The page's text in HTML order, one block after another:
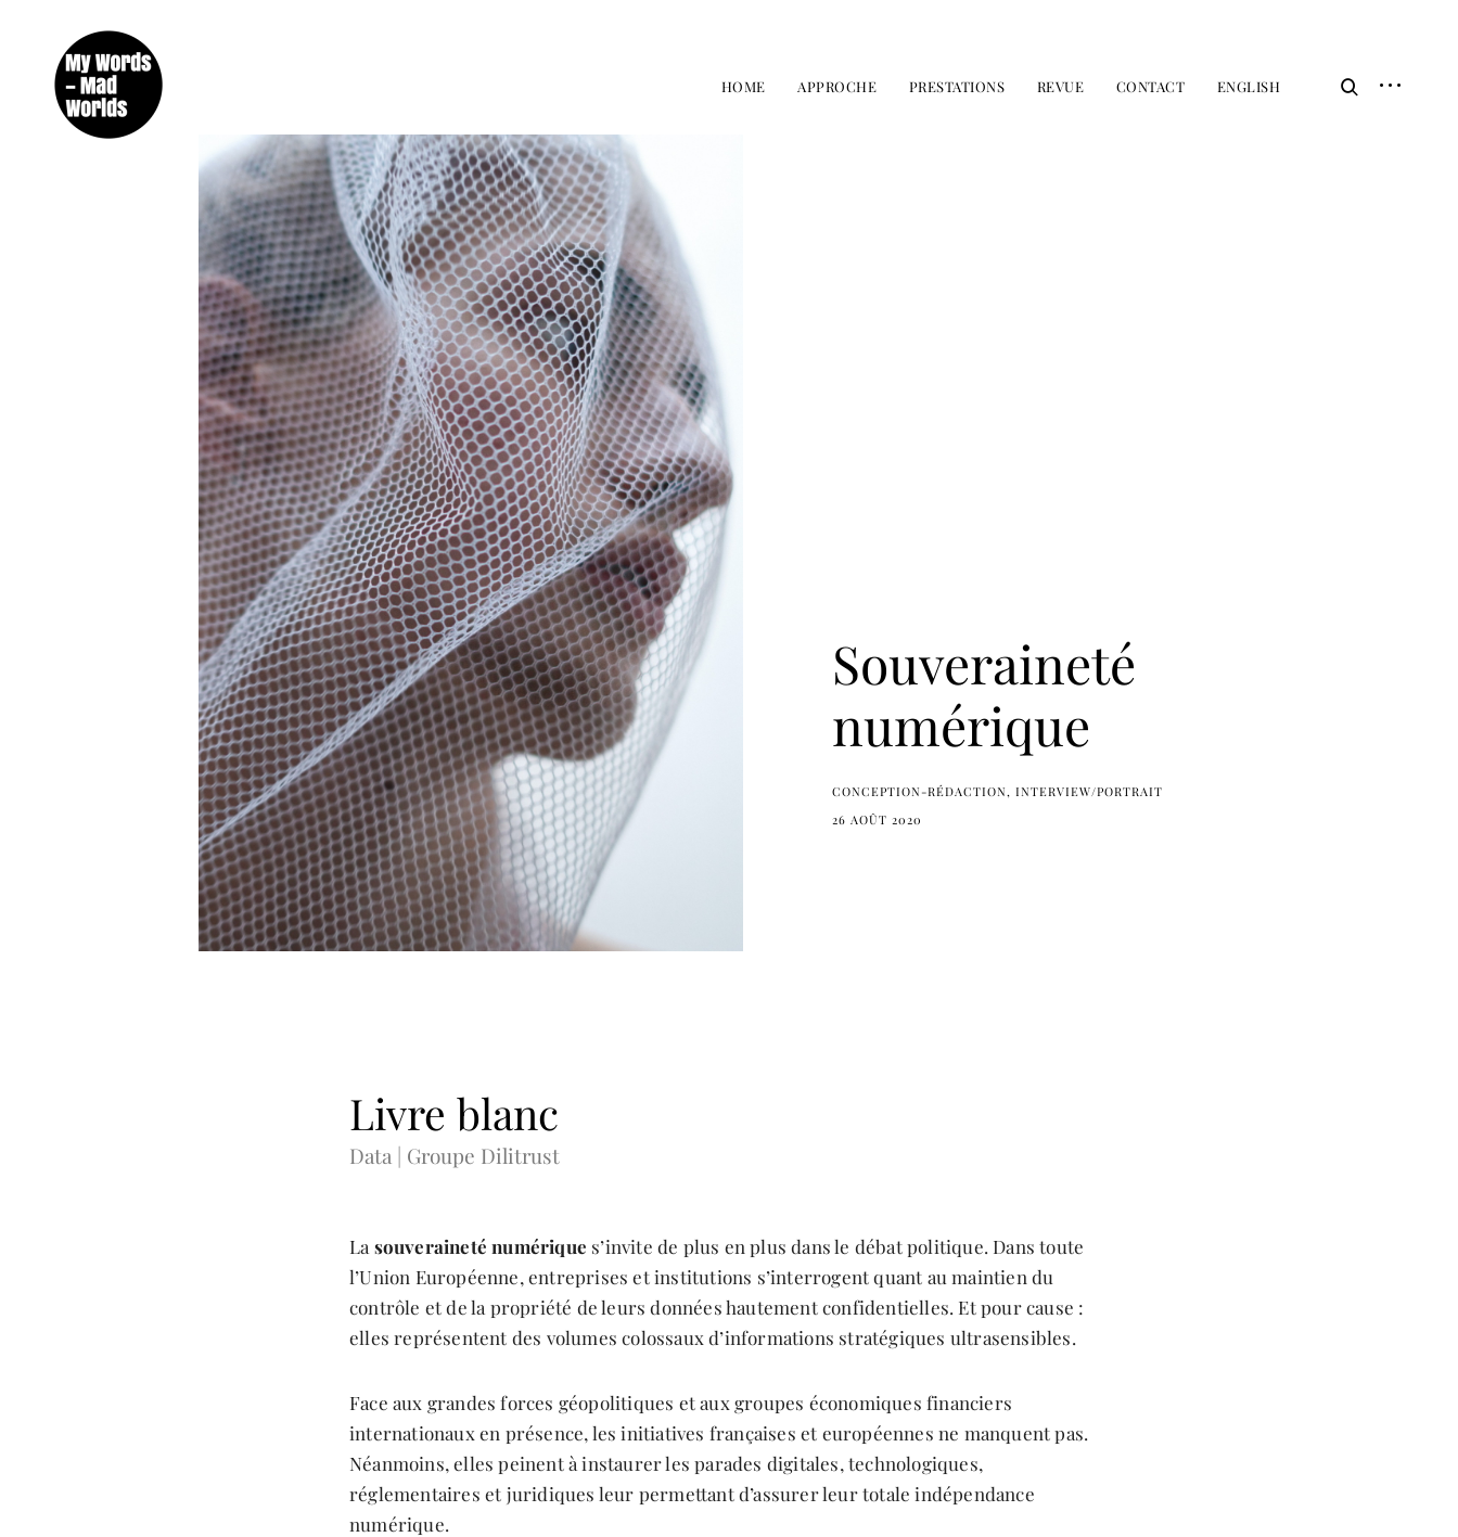
Créateur de contenus éditoriaux et promotionnels
HOME APPROCHE PRESTATIONS REVUE CONTACT ENGLISH
Souveraineté
numérique
CONCEPTION-RÉDACTION
INTERVIEW/PORTRAIT
26 AOÛT 2020
Livre blanc
Data | Groupe Dilitrust
La souveraineté numérique s’invite de plus en plus dans le débat politique. Dans toute
l’Union Européenne, entreprises et institutions s’interrogent quant au maintien du
contrôle et de la propriété de leurs données hautement confidentielles. Et pour cause :
elles représentent des volumes colossaux d’informations stratégiques ultrasensibles.
Face aux grandes forces géopolitiques et aux groupes économiques financiers
internationaux en présence, les initiatives françaises et européennes ne manquent pas.
Néanmoins, elles peinent à instaurer les parades digitales, technologiques,
réglementaires et juridiques leur permettant d’assurer leur totale indépendance
numérique.